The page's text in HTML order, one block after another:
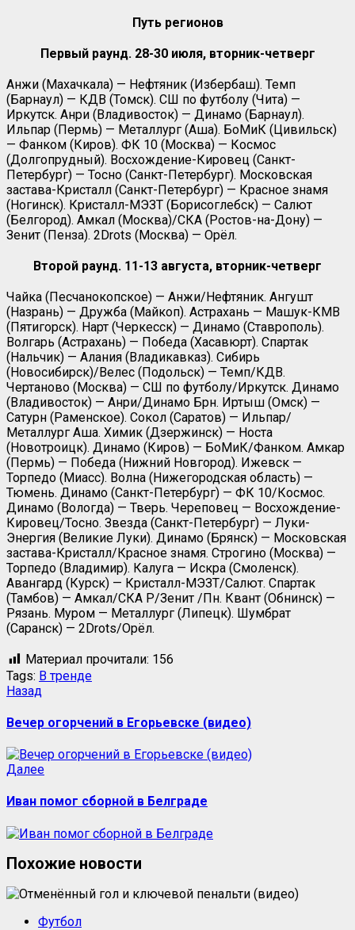
Путь регионов
Первый раунд. 28-30 июля, вторник-четверг
Анжи (Махачкала) — Нефтяник (Избербаш). Темп
(Барнаул) — КДВ (Томск). СШ по футболу (Чита) —
Иркутск. Анри (Владивосток) — Динамо (Барнаул).
Ильпар (Пермь) — Металлург (Аша). БоМиК (Цивильск)
— Фанком (Киров). ФК 10 (Москва) — Космос
(Долгопрудный). Восхождение-Кировец (Санкт-
Петербург) — Тосно (Санкт-Петербург). Московская
застава-Кристалл (Санкт-Петербург) — Красное знамя
(Ногинск). Кристалл-МЭЗТ (Борисоглебск) — Салют
(Белгород). Амкал (Москва)/СКА (Ростов-на-Дону) —
Зенит (Пенза). 2Drots (Москва) — Орёл.
Второй раунд. 11-13 августа, вторник-четверг
Чайка (Песчанокопское) — Анжи/Нефтяник. Ангушт
(Назрань) — Дружба (Майкоп). Астрахань — Машук-КМВ
(Пятигорск). Нарт (Черкесск) — Динамо (Ставрополь).
Волгарь (Астрахань) — Победа (Хасавюрт). Спартак
(Нальчик) — Алания (Владикавказ). Сибирь
(Новосибирск)/Велес (Подольск) — Темп/КДВ.
Чертаново (Москва) — СШ по футболу/Иркутск. Динамо
(Владивосток) — Анри/Динамо Брн. Иртыш (Омск) —
Сатурн (Раменское). Сокол (Саратов) — Ильпар/
Металлург Аша. Химик (Дзержинск) — Носта
(Новотроицк). Динамо (Киров) — БоМиК/Фанком. Амкар
(Пермь) — Победа (Нижний Новгород). Ижевск —
Торпедо (Миасс). Волна (Нижегородская область) —
Тюмень. Динамо (Санкт-Петербург) — ФК 10/Космос.
Динамо (Вологда) — Тверь. Череповец — Восхождение-
Кировец/Тосно. Звезда (Санкт-Петербург) — Луки-
Энергия (Великие Луки). Динамо (Брянск) — Московская
застава-Кристалл/Красное знамя. Строгино (Москва) —
Торпедо (Владимир). Калуга — Искра (Смоленск).
Авангард (Курск) — Кристалл-МЭЗТ/Салют. Спартак
(Тамбов) — Амкал/СКА Р/Зенит /Пн. Квант (Обнинск) —
Рязань. Муром — Металлург (Липецк). Шумбрат
(Саранск) — 2Drots/Орёл.
Материал прочитали: 156
Tags: В тренде
Навигация
записи
Назад
Вечер огорчений в Егорьевске (видео)
ДалееСледующая
Иван помог сборной в Белграде
Похожие новости
Футбол